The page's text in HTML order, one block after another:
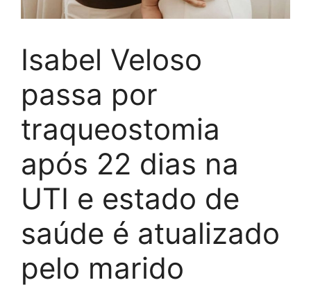
Isabel Veloso
passa por
traqueostomia
após 22 dias na
UTI e estado de
saúde é atualizado
pelo marido